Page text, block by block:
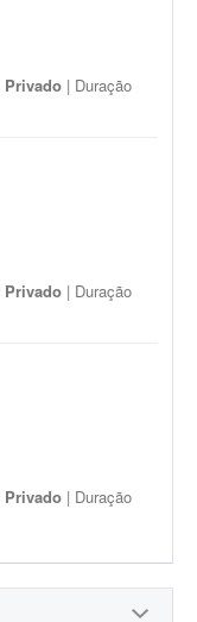
Privado | Duração
Privado | Duração
Privado | Duração